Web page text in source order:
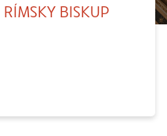
RÍMSKY BISKUP